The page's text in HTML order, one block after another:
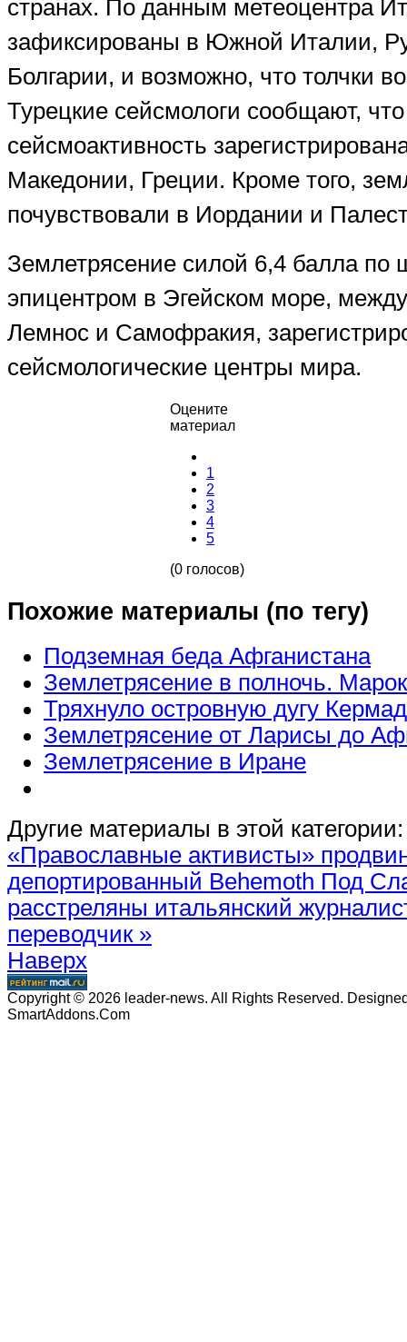
странах. По данным метеоцентра
зафиксированы в Южной Италии,
Болгарии, и возможно, что толчки
Турецкие сейсмологи сообщают, что
сейсмоактивность
Македонии, Греции. Кроме того,
почувствовали в Иордании и
Землетрясение силой 6,4 балла по
эпицентром в Эгейском море, межд
Лемнос и Самофракия,
сейсмологические центры мира.
Оцените
материал
1
2
3
4
5
(0 голосов)
Похожие материалы (по тегу)
Подземная беда Афганистана
Землетрясение в полночь.
Тряхнуло островную дугу
Землетрясение от Ларисы до
Землетрясение в Иране
Другие материалы в этой категории:
«Православные активисты»
депортированный Behemoth Под
расстреляны итальянский
переводчик »
Наверх
Copyright © 2026 leader-news. All Rights Reserved.
SmartAddons.Com